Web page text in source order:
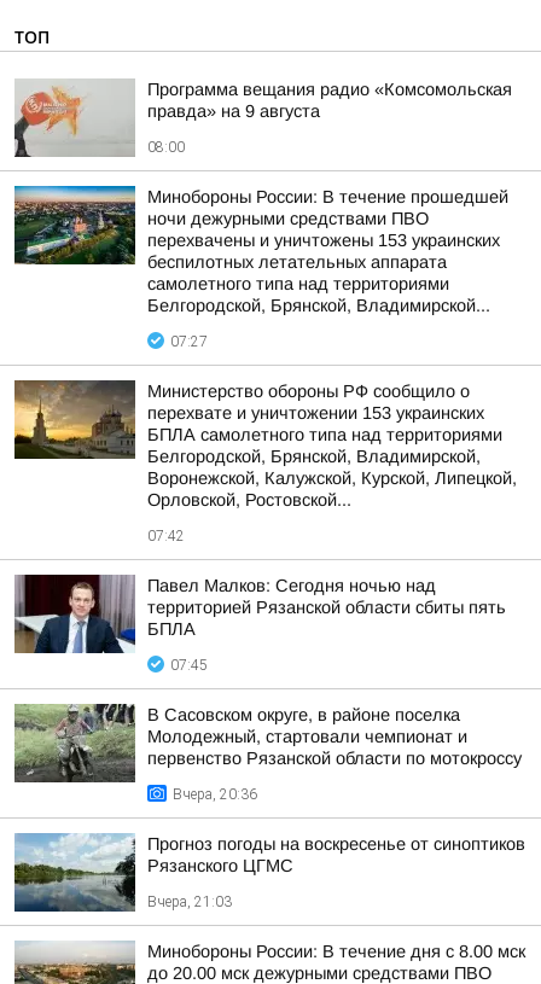
ТОП
Программа вещания радио «Комсомольская
правда» на 9 августа
08:00
Минобороны России: В течение прошедшей
ночи дежурными средствами ПВО
перехвачены и уничтожены 153 украинских
беспилотных летательных аппарата
самолетного типа над территориями
Белгородской, Брянской, Владимирской...
07:27
Министерство обороны РФ сообщило о
перехвате и уничтожении 153 украинских
БПЛА самолетного типа над территориями
Белгородской, Брянской, Владимирской,
Воронежской, Калужской, Курской, Липецкой,
Орловской, Ростовской...
07:42
Павел Малков: Сегодня ночью над
территорией Рязанской области сбиты пять
БПЛА
07:45
В Сасовском округе, в районе поселка
Молодежный, стартовали чемпионат и
первенство Рязанской области по мотокроссу
Вчера, 20:36
Прогноз погоды на воскресенье от синоптиков
Рязанского ЦГМС
Вчера, 21:03
Минобороны России: В течение дня с 8.00 мск
до 20.00 мск дежурными средствами ПВО